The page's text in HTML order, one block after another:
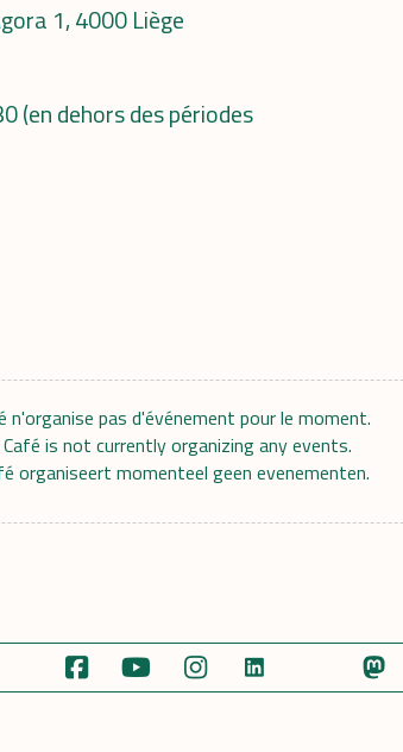
1, 4000 Liège
(en dehors des périodes
n'organise pas d'événement pour le moment.
Café is not currently organizing any events.
organiseert momenteel geen evenementen.